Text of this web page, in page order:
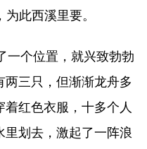
此西溪里要。
一个位置，就兴致勃勃
三只，但渐渐龙舟多
红色衣服，十多个人
里划去，激起了一阵浪